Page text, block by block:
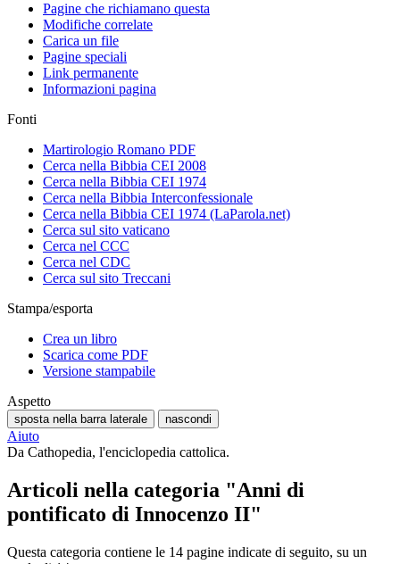
Pagine che richiamano questa
Modifiche correlate
Carica un file
Pagine speciali
Link permanente
Informazioni pagina
Fonti
Martirologio Romano PDF
Cerca nella Bibbia CEI 2008
Cerca nella Bibbia CEI 1974
Cerca nella Bibbia Interconfessionale
Cerca nella Bibbia CEI 1974 (LaParola.net)
Cerca sul sito vaticano
Cerca nel CCC
Cerca nel CDC
Cerca sul sito Treccani
Stampa/esporta
Crea un libro
Scarica come PDF
Versione stampabile
Aspetto
sposta nella barra laterale nascondi
Aiuto
Da Cathopedia, l'enciclopedia cattolica.
Articoli nella categoria "Anni di
pontificato di Innocenzo II"
Questa categoria contiene le 14 pagine indicate di seguito, su un